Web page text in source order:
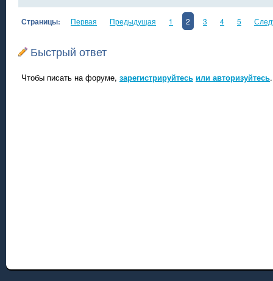
Страницы: Первая Предыдущая 1 2 3 4 5
Быстрый ответ
Чтобы писать на форуме, зарегистрируйтесь или авторизуйтесь.